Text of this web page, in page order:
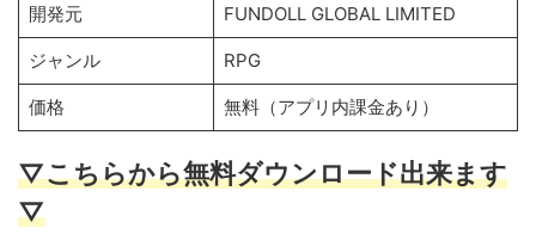
開発元 FUNDOLL GLOBAL LIMITED
ジャンル RPG
価格 無料（アプリ内課金あり）
▽こちらから無料ダウンロード出来ます
▽